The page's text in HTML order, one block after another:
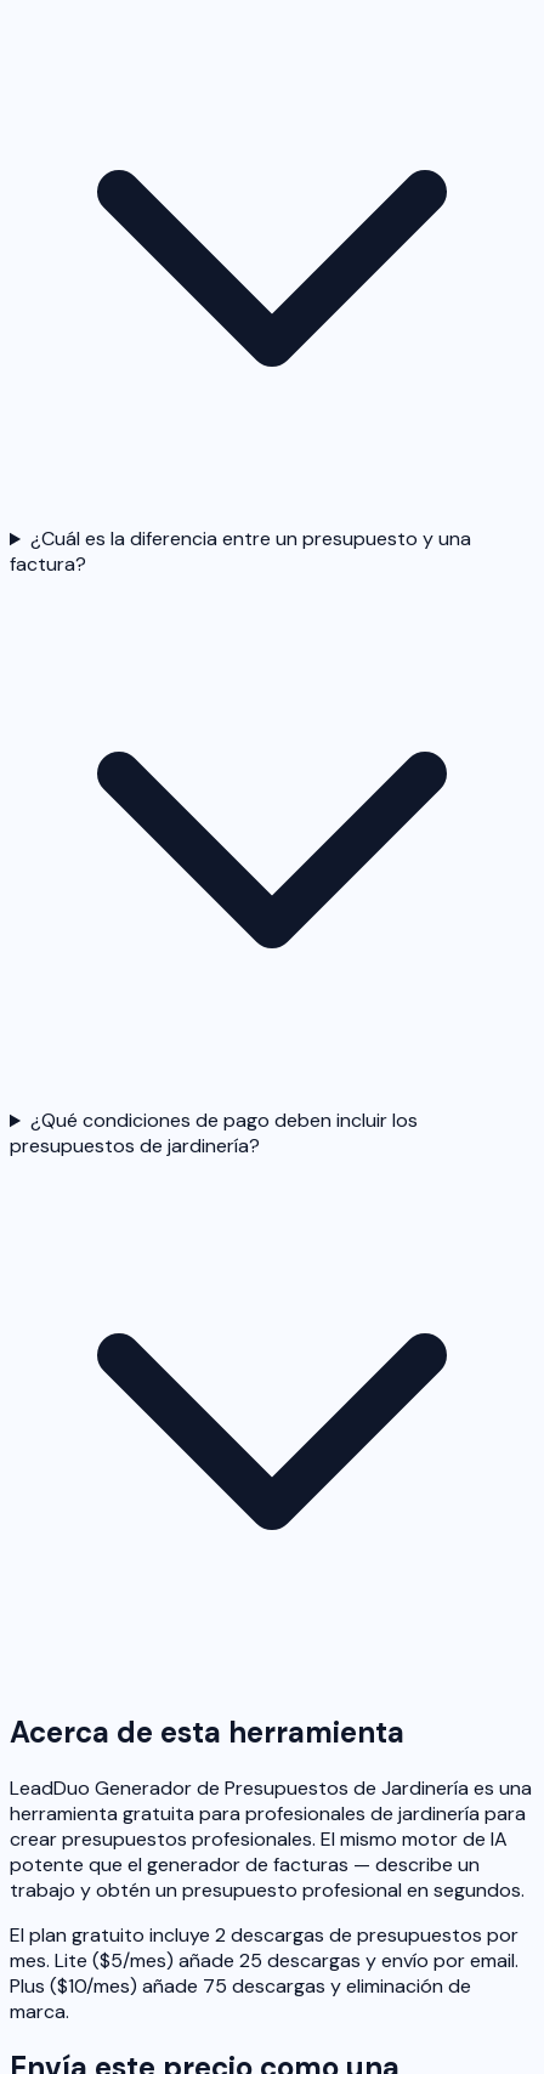
¿Cuál es la diferencia entre un presupuesto y una
factura?
¿Qué condiciones de pago deben incluir los
presupuestos de jardinería?
Acerca de esta herramienta
LeadDuo Generador de Presupuestos de Jardinería es una
herramienta gratuita para profesionales de jardinería para
crear presupuestos profesionales. El mismo motor de IA
potente que el generador de facturas — describe un
trabajo y obtén un presupuesto profesional en segundos.
El plan gratuito incluye 2 descargas de presupuestos por
mes. Lite ($5/mes) añade 25 descargas y envío por email.
Plus ($10/mes) añade 75 descargas y eliminación de
marca.